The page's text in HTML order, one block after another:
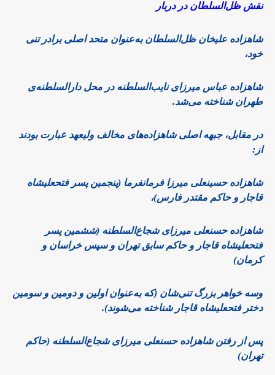
نقش ظل‌السلطان در دربار
شاهزاده علیخان ظل‌السلطان به‌عنوان متحد اصلی برادر تنی
خود،
شاهزاده عباس میرزای نایب‌السلطنه در محل دارالسلطنه‌ی
طهران شناخته می‌شد.
در مقابل، جبهه اصلی شاهزاده‌های مخالف ولیعهد عبارت بودند
از:
شاهزاده حسینعلی میرزا فرمانفرما (پنجمین پسر فتحعلیشاه
قاجار و حاکم مقتدر فارس)،
شاهزاده حسنعلی میرزای شجاع‌السلطنه (ششمین پسر
فتحعلیشاه قاجار و حاکم سابق تهران و سپس خراسان و
کرمان)
وسه خواهر بزرگ تنی‌شان (که به‌عنوان اولین و دومین و سومین
دختر فتحعلیشاه قاجار شناخته می‌شوند).
پس از رفتن شاهزاده حسنعلی میرزای شجاع‌السلطنه (حاکم
تهران)